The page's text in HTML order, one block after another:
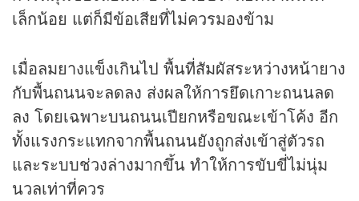
เล็กน้อย แต่ก็มีข้อเสียที่ไม่ควรมองข้าม
เมื่อลมยางแข็งเกินไป พื้นที่สัมผัสระหว่างหน้ายาง
กับพื้นถนนจะลดลง ส่งผลให้การยึดเกาะถนนลด
ลง โดยเฉพาะบนถนนเปียกหรือขณะเข้าโค้ง อีก
ทั้งแรงกระแทกจากพื้นถนนยังถูกส่งเข้าสู่ตัวรถ
และระบบช่วงล่างมากขึ้น ทำให้การขับขี่ไม่นุ่ม
นวลเท่าที่ควร